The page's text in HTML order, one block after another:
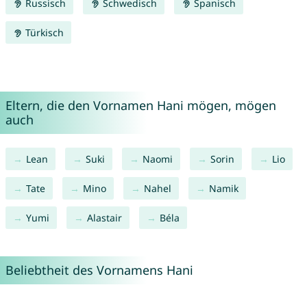
Russisch Schwedisch Spanisch
Türkisch
Eltern, die den Vornamen Hani mögen, mögen
auch
Lean Suki Naomi Sorin Lio
Tate Mino Nahel Namik
Yumi Alastair Béla
Beliebtheit des Vornamens Hani